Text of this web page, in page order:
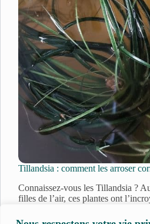
Tillandsia : comment les arroser
Connaissez-vous les Tillandsia ?
filles de l’air, ces plantes ont
terre. Étonnant, non ?…